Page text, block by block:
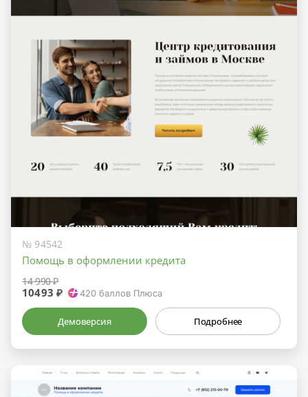
№ 94542
Помощь в оформлении кредита
14 990 ₽
10493 ₽ 420 баллов Плюса
Демоверсия Подробнее